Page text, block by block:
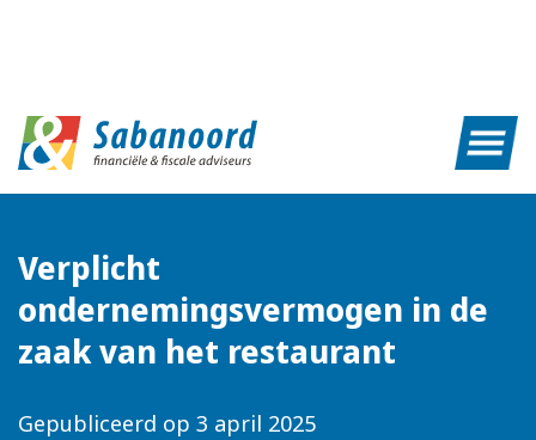
Verplicht
ondernemingsvermogen in de
zaak van het restaurant
Gepubliceerd op 3 april 2025